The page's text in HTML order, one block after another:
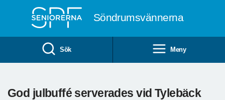
Söndrumsvännerna
Sök Meny
God julbuffé serverades vid Tylebäck